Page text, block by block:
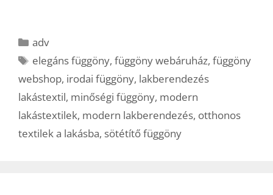
Kategória
adv
Címkék
elegáns függöny,függöny webáruház,függöny
webshop, irodai függöny, lakberendezés
lakástextil, minőségi függöny, modern
lakástextilek, modern lakberendezés, otthonos
textilek a lakásba, sötétítő függöny